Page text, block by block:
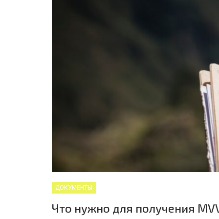
ДОКУМЕНТЫ
Что нужно для получения